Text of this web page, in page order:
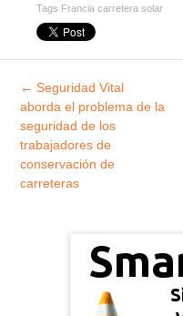
Tags Francia carretera solar
Explorar
entradas
← Seguridad Vital
aborda el problema de la
seguridad de los
trabajadores de
conservación de
carreteras